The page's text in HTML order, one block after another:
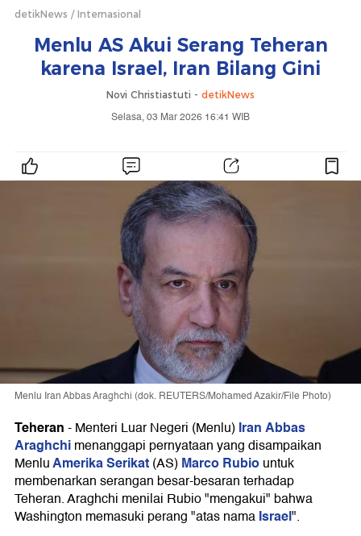
detikNews Internasional
Menlu AS Akui Serang Teheran
karena Israel, Iran Bilang Gini
Novi Christiastuti - detikNews
Selasa, 03 Mar 2026 16:41 WIB
Menlu Iran Abbas Araghchi (dok. REUTERS/Mohamed Azakir/File Photo)
Teheran-Menteri Luar Negeri (Menlu)IranAbbas
Araghchimenanggapi pernyataan yang disampaikan
MenluAmerika Serikat(AS)Marco Rubiountuk
membenarkan serangan besar-besaran terhadap
Teheran. Araghchi menilai Rubio "mengakui" bahwa
Washington memasuki perang "atas namaIsrael".